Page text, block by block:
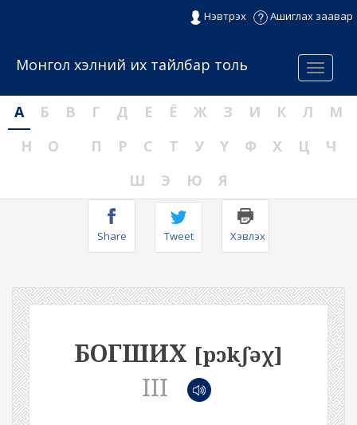
Нэвтрэх Ашиглах заавар
Menu
Монгол хэлний их тайлбар толь
А Б В Г Д Е Ё Ж З И К Л
М
Н
О П Р С Т У Ү Ф Х Ц
Ч
Ш
Э Ю Я
Share Tweet Хэвлэх
БОГШИХ [pɔkʃəχ]
III